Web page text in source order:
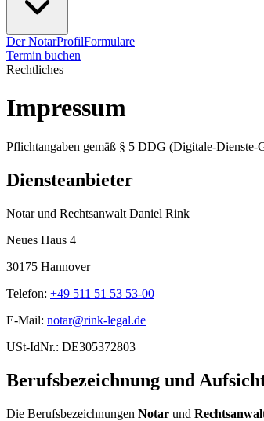
Der NotarProfilFormulare
Termin buchen
Rechtliches
Impressum
Pflichtangaben gemäß § 5 DDG (Digitale-Dienste-
Diensteanbieter
Notar und Rechtsanwalt Daniel Rink
Neues Haus 4
30175 Hannover
Telefon: +49 511 51 53 53-00
E-Mail: notar@rink-legal.de
USt-IdNr.: DE305372803
Berufsbezeichnung und
Die Berufsbezeichnungen Notar und